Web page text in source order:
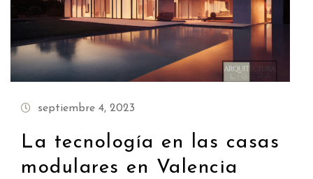
septiembre 4, 2023
La tecnología en las casas
modulares en Valencia